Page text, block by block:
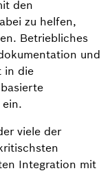
den
zu helfen,
Betriebliches
und
in die
viele der
Integration mit